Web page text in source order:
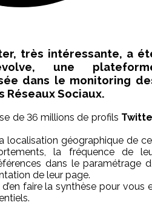
très intéressante, a
une
dans le monitoring
Réseaux Sociaux.
de 36 millions de profils
localisation géographique de
la fréquence de
dans le paramétrage
de leur page.
d’en faire la synthèse pour vous